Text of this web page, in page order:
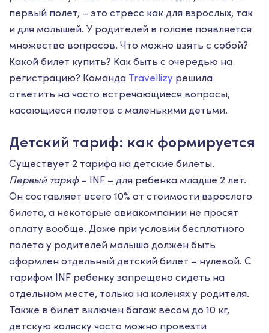
первый полет, – это стресс как для взрослых, так
и для малышей. У родителей в голове появляется
множество вопросов. Что можно взять с собой?
Какой билет купить? Как быть с очередью на
регистрацию? Команда Travellizy решила
ответить на часто встречающиеся вопросы,
касающиеся полетов с маленькими детьми.
Детский тариф: как формируется
Существует 2 тарифа на детские билеты.
Первый тариф– INF – для ребенка младше 2 лет.
Он составляет всего 10% от стоимости взрослого
билета, а некоторые авиакомпании не просят
оплату вообще. Даже при условии бесплатного
полета у родителей малыша должен быть
оформлен отдельный детский билет – нулевой. С
тарифом INF ребенку запрещено сидеть на
отдельном месте, только на коленях у родителя.
Также в билет включен багаж весом до 10 кг,
детскую коляску часто можно провезти